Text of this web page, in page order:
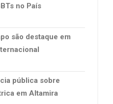
no País
são destaque em
pública sobre
em Altamira